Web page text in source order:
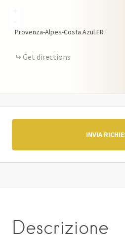
Provenza-Alpes-Costa AzulFR
Get directions
INVIA
Descrizione